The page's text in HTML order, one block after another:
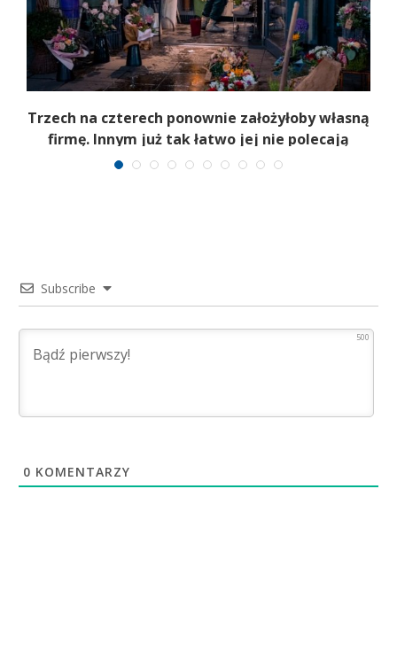
Trzech na czterech ponownie założyłoby własną
firmę. Innym już tak łatwo jej nie polecają
Subscribe
500
0 KOMENTARZY